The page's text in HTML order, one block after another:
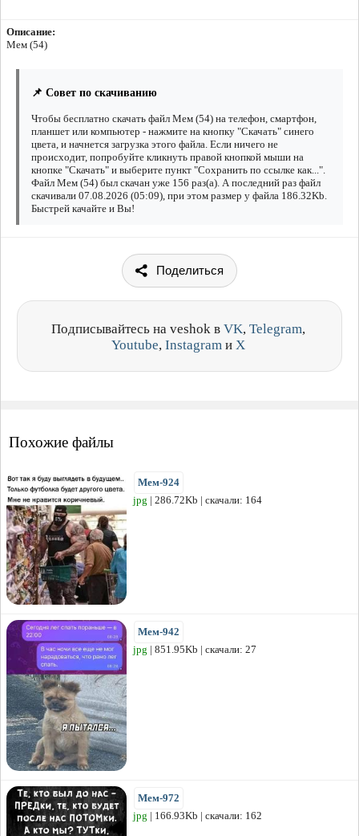
Описание:
Мем (54)
📌 Совет по скачиванию
Чтобы бесплатно скачать файл Мем (54) на телефон, смартфон,
планшет или компьютер - нажмите на кнопку "Скачать" синего
цвета, и начнется загрузка этого файла. Если ничего не
происходит, попробуйте кликнуть правой кнопкой мыши на
кнопке "Скачать" и выберите пункт "Сохранить по ссылке как...".
Файл Мем (54) был скачан уже 156 раз(а). А последний раз файл
скачивали 07.08.2026 (05:09), при этом размер у файла 186.32Kb.
Быстрей качайте и Вы!
Поделиться
Подписывайтесь на veshok в VK, Telegram,
Youtube, Instagram и X
Похожие файлы
Мем-924
jpg | 286.72Kb | скачали: 164
Мем-942
jpg | 851.95Kb | скачали: 27
Мем-972
jpg | 166.93Kb | скачали: 162